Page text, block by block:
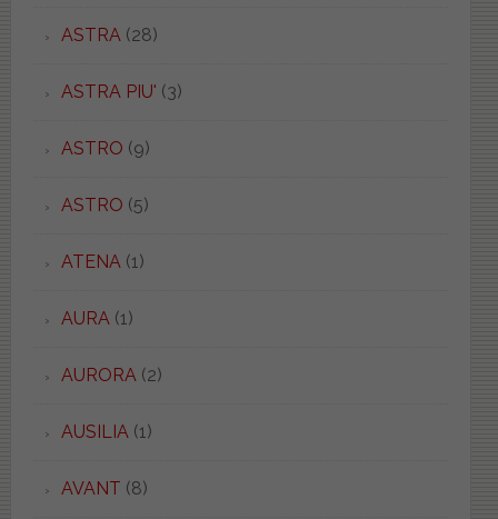
ASTRA (28)
ASTRA PIU' (3)
ASTRO (9)
ASTRO (5)
ATENA (1)
AURA (1)
AURORA (2)
AUSILIA (1)
AVANT (8)